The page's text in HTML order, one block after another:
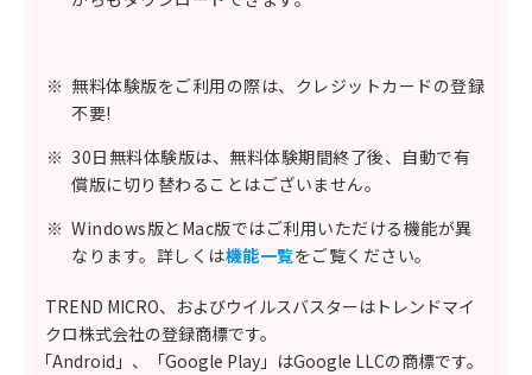
※ 無料体験版をご利用の際は、クレジットカードの登録
不要!
※ 30日無料体験版は、無料体験期間終了後、自動で有
償版に切り替わることはございません。
※ Windows版とMac版ではご利用いただける機能が異
なります。詳しくは機能一覧をご覧ください。
TREND MICRO、およびウイルスバスターはトレンドマイ
クロ株式会社の登録商標です。
「Android」、「Google Play」はGoogle LLCの商標です。